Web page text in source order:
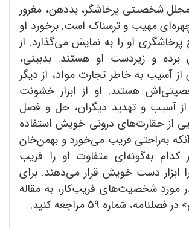
مجلل شخصیتی پرخاشگر، بددهن، مغرور
چهره‌ای مهیب و ترسناک است. برخورد او
او را به نمایش می‌گذارد. از
برده و زیردست او هستند. بدبینی،
آسیب به خاطر تجارت مواد، از دیگر
هستند. او از ابزار خشونت
از آسیب و تهدید دیگران، حل و فصل
از حقارت‌های درونی خویش استفاده
به‌راحتی فریب می‌خورد و بهمن‌خان
به‌گونه‌ای متفاوت او را فریب
ابزار دست خویش قرار می‌دهند. برای
مورد شخصیت‌های فریب‌کار، به مقاله
شماره 59 مراجعه کنید.